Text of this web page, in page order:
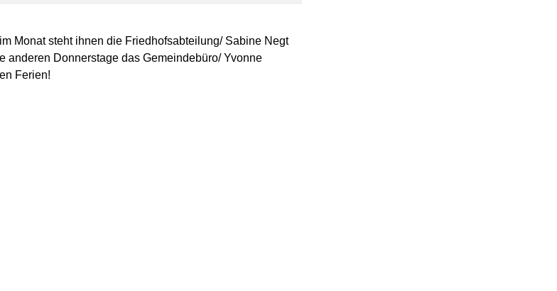
Monat steht ihnen die Friedhofsabteilung/ Sabine Negt
anderen Donnerstage das Gemeindebüro/ Yvonne
Ferien!